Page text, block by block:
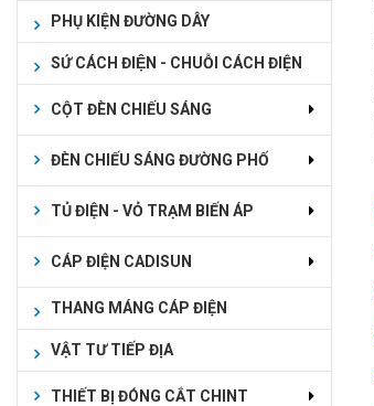
PHỤ KIỆN ĐƯỜNG DÂY
SỨ CÁCH ĐIỆN - CHUỖI CÁCH ĐIỆN
CỘT ĐÈN CHIẾU SÁNG
ĐÈN CHIẾU SÁNG ĐƯỜNG PHỐ
TỦ ĐIỆN - VỎ TRẠM BIẾN ÁP
CÁP ĐIỆN CADISUN
THANG MÁNG CÁP ĐIỆN
VẬT TƯ TIẾP ĐỊA
THIẾT BỊ ĐÓNG CẮT CHINT